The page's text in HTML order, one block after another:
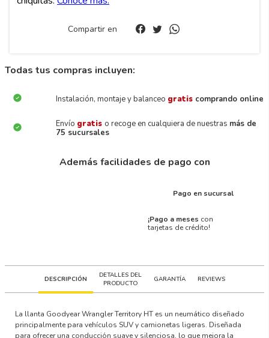
Compartir en
Todas tus compras incluyen:
Instalación, montaje y balanceo gratis comprando online
Envío gratis o recoge en cualquiera de nuestras más de
75 sucursales
Además facilidades de pago con
Pago en sucursal
¡Pago a meses con
tarjetas de crédito!
DESCRIPCIÓN
DETALLES DEL
PRODUCTO
GARANTÍA REVIEWS
La llanta Goodyear Wrangler Territory HT es un neumático diseñado
principalmente para vehículos SUV y camionetas ligeras. Diseñada
para ofrecer una conducción suave y silenciosa, lo que mejora la